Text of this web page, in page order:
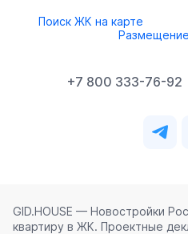
Поиск ЖК на карте
+7 800 333-76-92
GID.HOUSE — Новостройки
квартиру в ЖК. Проектные